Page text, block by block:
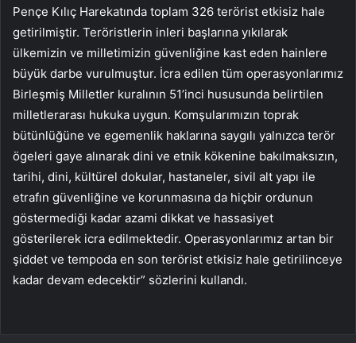
Pençe Kılıç Harekatında toplam 326 terörist etkisiz hale
getirilmiştir. Teröristlerin inleri başlarına yıkılarak
ülkemizin ve milletimizin güvenliğine kast eden hainlere
büyük darbe vurulmuştur. İcra edilen tüm operasyonlarımız
Birleşmiş Milletler kuralının 51’inci hususunda belirtilen
milletlerarası hukuka uygun. Komşularımızın toprak
bütünlüğüne ve egemenlik haklarına saygılı yalnızca terör
ögeleri gaye alınarak dini ve etnik kökenine bakılmaksızın,
tarihi, dini, kültürel dokular, hastaneler, sivil alt yapı ile
etrafın güvenliğine ve korunmasına da hiçbir ordunun
göstermediği kadar azami dikkat ve hassasiyet
gösterilerek icra edilmektedir. Operasyonlarımız artan bir
şiddet ve tempoda en son terörist etkisiz hale getirilinceye
kadar devam edecektir” sözlerini kullandı.